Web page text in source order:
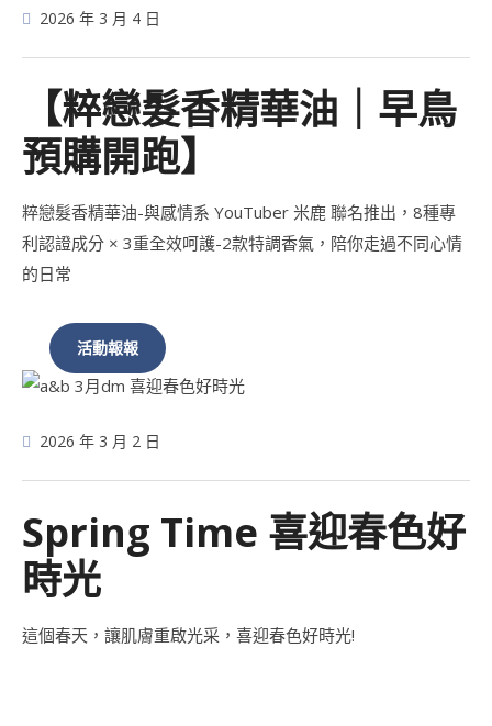
2026 年 3 月 4 日
【粹戀髮香精華油｜早鳥
預購開跑】
粹戀髮香精華油-與感情系 YouTuber 米鹿 聯名推出，8種專
利認證成分 × 3重全效呵護-2款特調香氣，陪你走過不同心情
的日常
活動報報
2026 年 3 月 2 日
Spring Time 喜迎春色好
時光
這個春天，讓肌膚重啟光采，喜迎春色好時光!